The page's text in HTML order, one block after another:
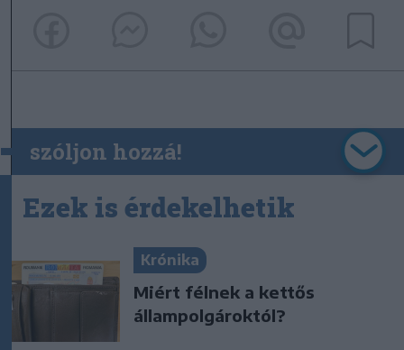
szóljon hozzá!
Ezek is érdekelhetik
Krónika
Miért félnek a kettős
állampolgároktól?